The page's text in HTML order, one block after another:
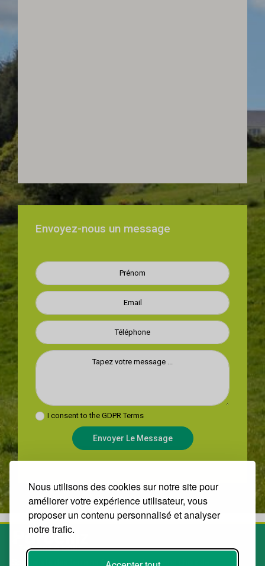
Nous utilisons des cookies sur notre site pour
améliorer votre expérience utilisateur, vous
proposer un contenu personnalisé et analyser
notre trafic.
Envoyez-nous un message
I consent to the GDPR Terms
Envoyer Le Message
Spécialiste des terrains à bâtir. Le plus grand choix de